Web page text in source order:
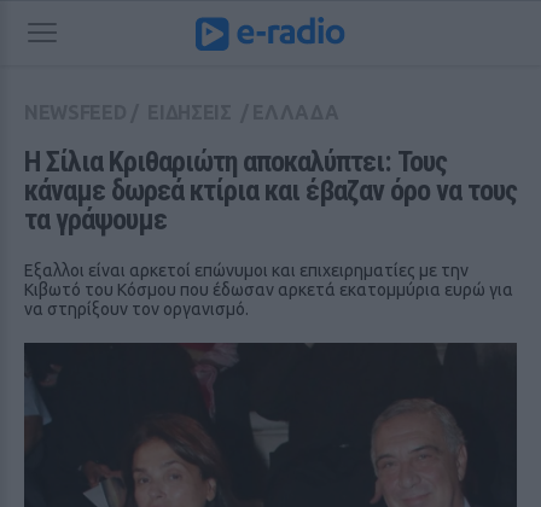
Η Σίλια Κριθαριώτη αποκαλύπτει: Τους
κάναμε δωρεά κτίρια και έβαζαν όρο να τους
τα γράψουμε
Εξαλλοι είναι αρκετοί επώνυμοι και επιχειρηματίες με την
Κιβωτό του Κόσμου που έδωσαν αρκετά εκατομμύρια ευρώ για
να στηρίξουν τον οργανισμό.